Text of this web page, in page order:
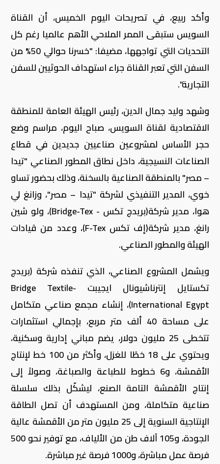
وأكد ربيع، في تصريحات اليوم الخميس، أن القناة
السويس ستبقى الممر الملاحي الأهم عالميا رغم كل
التحديات التي تواجهها، مضيفا: "خسرنا حوالي 50% من
السفن التي تعبر القناة جراء استهداف الحوثيين للسفن
التجارية".
وشهد وليد جمال الدين، رئيس الهيئة العامة للمنطقة
الاقتصادية لقناة السويس، صباح اليوم، مراسم وضع
حجر الأساس لمشروعين صناعيين جديدين في قطاع
الصناعات النسيجية، داخل نطاق المطور الصناعي "تيدا
– مصر" بالمنطقة الصناعية بالسخنة، وذلك بحضور تساو
خوي، المدير التنفيذي لشركة "تيدا – مصر"، وزانغ لي
هوا، مدير شركة(بريدج تكس - Bridge-Tex)، ولو شين
رانغ، مدير شركة(إف تكس F-Tex)، وعدد من قيادات
الهيئة والمطور الصناعي.
ويشمل المشروع الصناعي، الذي تنفذه شركة (بريدج
تكستايل إنترناشيونال ايجيبت -Bridge Textile
International Egypt)، إنشاء مجمع صناعي متكامل
على مساحة 40 ألف متر مربع، بإجمالي استثمارات
تتخطى 25 مليون دولار، يضم مباني إدارية وسكنية،
ويحتوي على 18 خطًا للغزل، وأكثر من 100 خط لإنتاج
الأقمشة، و6 خطوط للطباعة والصباغة، وصولاً إلى
إنتاج الأقمشة التامة الصنع، ليشكّل بذلك سلسلة
صناعية متكاملة، ومن المستهدف أن تصل الطاقة
الإنتاجية السنوية إلى 25 مليون متر من الأقمشة عالية
الجودة، و105 آلاف طن من الألياف، مع توفير نحو 500
فرصة عمل مباشرة، و1000 فرصة غير مباشرة.